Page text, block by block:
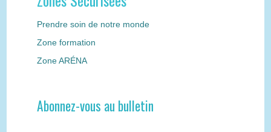
Prendre soin de notre monde
Zone formation
Zone ARÉNA
Abonnez-vous au bulletin